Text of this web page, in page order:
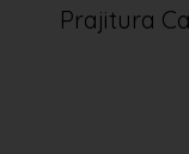
Prajitura